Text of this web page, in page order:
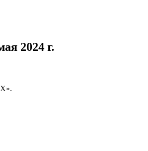
2024 г.